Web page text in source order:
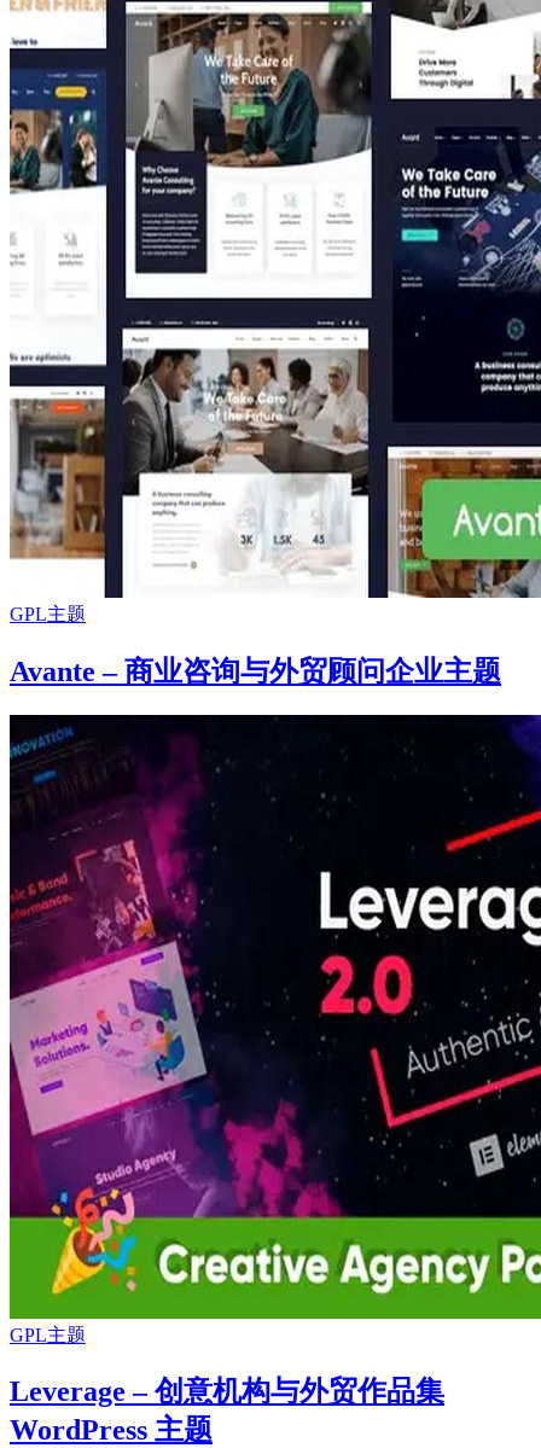
GPL主题
Avante – 商业咨询与外贸顾问企业主题
GPL主题
Leverage – 创意机构与外贸作品集
WordPress 主题